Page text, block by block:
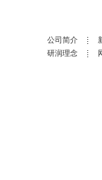
公司简介
研润理念